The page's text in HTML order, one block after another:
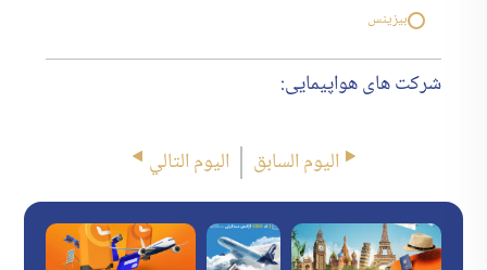
بیزینس
شرکت های هواپیمایی:
اليوم السابق اليوم التالي